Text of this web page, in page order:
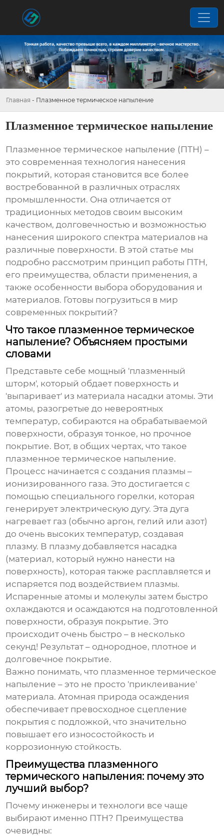
Главная - Плазменное термическое напыление
Плазменное термическое напыление
Плазменное термическое напыление (ПТН) –
это современная технология нанесения
покрытий, которая становится все более
востребованной в различных отраслях
промышленности. Она отличается от
традиционных методов своим высоким
качеством, долговечностью и возможностью
нанесения широкого спектра материалов на
различные поверхности. В этой статье мы
подробно рассмотрим принцип работы ПТН,
его преимущества, области применения, а
также особенности выбора оборудования и
материалов. Готовы погрузиться в мир
современных покрытий?
Что такое плазменное термическое
напыление? Объясняем простыми
словами
Представьте себе мощный 'плазменный
шторм', который обдает поверхность и
'выпаривает' из материала насадки атомы. Эти
атомы, разогретые до невероятных
температур, собираются на обрабатываемой
поверхности, образуя тонкое, но прочное
покрытие. Вот, в общих чертах, что такое
плазменное термическое напыление.
Процесс начинается с создания плазмы –
ионизированного газа. Это достигается с
помощью специального горелки, которая
генерирует электрическую дугу. Эта дуга
нагревает газ (обычно аргон, гелий или азот)
до очень высоких температур, создавая
плазму. В плазму добавляется насадка
(материал, который нужно нанести на
поверхность), которая также расплавляется и
испаряется под воздействием плазмы.
Испаренные атомы и молекулы затем быстро
охлаждаются и осаждаются на подготовленной
поверхности, образуя покрытие. Это
происходит очень быстро – в несколько
секунд! Результат – однородное, плотное и
долговечное покрытие.
Важно понимать, что плазменное термическое
напыление – это не просто 'приклеивание'
материала. Атомная природа осаждения
обеспечивает превосходное сцепление
покрытия с подложкой, что значительно
повышает его износостойкость и
коррозионную стойкость.
Преимущества плазменного
термического напыления: почему это
лучший выбор?
Почему инженеры и технологи все чаще
выбирают именно ПТН? Преимущества
очевидны: